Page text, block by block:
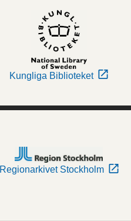
Kungliga Biblioteket
Regionarkivet Stockholm